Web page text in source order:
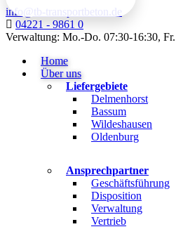
info@tb-transportbeton.de
04221 - 9861 0
Verwaltung: Mo.-Do. 07:30-16:30,
Home
Über uns
Liefergebiete
Delmenhorst
Bassum
Wildeshausen
Oldenburg
Ansprechpartner
Geschäftsführung
Disposition
Verwaltung
Vertrieb